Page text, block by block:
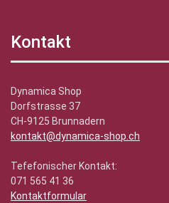
Kontakt
Dynamica Shop
Dorfstrasse 37
CH-9125 Brunnadern
kontakt@dynamica-shop.ch
Tefefonischer Kontakt:
071 565 41 36
Kontaktformular